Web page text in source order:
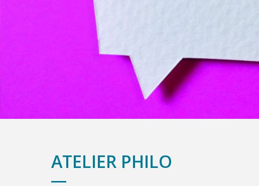
ATELIER PHILO